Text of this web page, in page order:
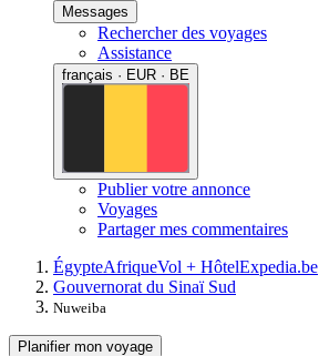
Messages
Rechercher des voyages
Assistance
français · EUR · BE
Publier votre annonce
Voyages
Partager mes commentaires
ÉgypteAfriqueVol + HôtelExpedia.be
Gouvernorat du Sinaï Sud
Nuweiba
Planifier mon voyage